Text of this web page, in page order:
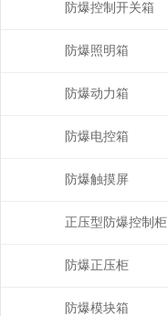
防爆控制开关箱
防爆照明箱
防爆动力箱
防爆电控箱
防爆触摸屏
正压型防爆控制柜
防爆正压柜
防爆模块箱